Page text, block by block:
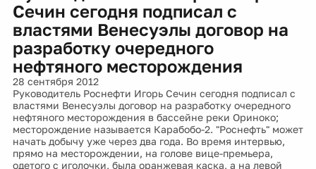
Сечин сегодня подписал с
властями Венесуэлы договор на
разработку очередного
нефтяного месторождения
28 сентября 2012
Руководитель Роснефти Игорь Сечин сегодня подписал с
властями Венесуэлы договор на разработку очередного
нефтяного месторождения в бассейне реки Ориноко;
месторождение называется Карабобо-2. "Роснефть" может
начать добычу уже через два года. Во время интервью,
прямо на месторождении, на голове вице-премьера,
одетого с иголочки, была оранжевая каска, а на левой